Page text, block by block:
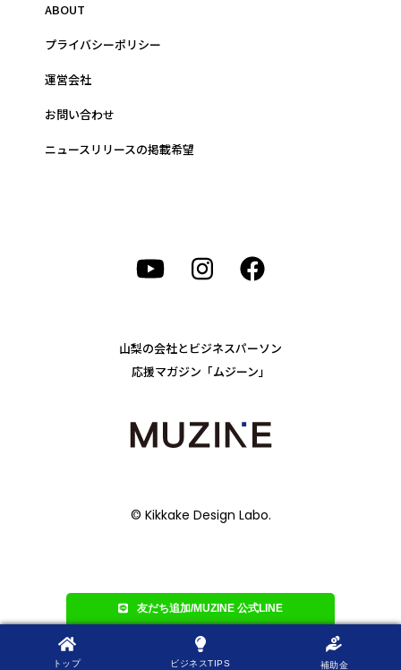
ABOUT
プライバシーポリシー
運営会社
お問い合わせ
ニュースリリースの掲載希望
山梨の会社とビジネスパーソン
応援マガジン「ムジーン」
© Kikkake Design Labo.
友だち追加/MUZINE 公式LINE
トップ ビジネスTIPS 補助金